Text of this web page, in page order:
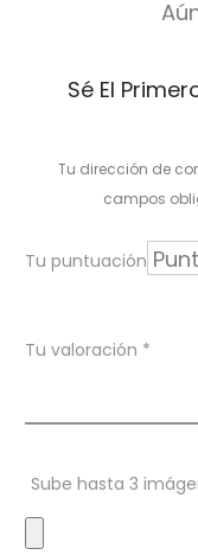
r
i
o
e
s
Sé El
Tu dirección de
campos
Tu puntuación
Tu valoración *
Sube hasta 3